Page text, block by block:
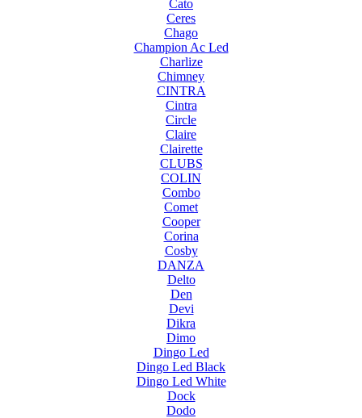
Cato
Ceres
Chago
Champion Ac Led
Charlize
Chimney
CINTRA
Cintra
Circle
Claire
Clairette
CLUBS
COLIN
Combo
Comet
Cooper
Corina
Cosby
DANZA
Delto
Den
Devi
Dikra
Dimo
Dingo Led
Dingo Led Black
Dingo Led White
Dock
Dodo